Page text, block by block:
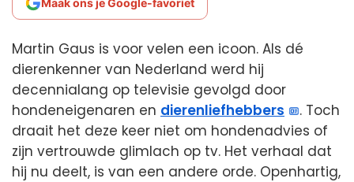
Maak ons je Google-favoriet
Martin Gaus is voor velen een icoon. Als dé
dierenkenner van Nederland werd hij
decennialang op televisie gevolgd door
hondeneigenaren en dierenliefhebbers
. Toch
draait het deze keer niet om hondenadvies of
zijn vertrouwde glimlach op tv. Het verhaal dat
hij nu deelt, is van een andere orde. Openhartig,